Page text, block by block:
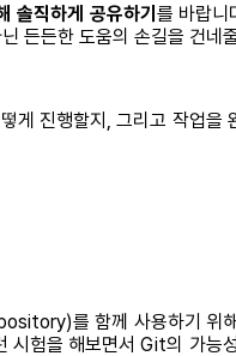
솔직하게 공유하기 를 바랍니
든든한 도움의 손길을 건네
게 진행할지, 그리고 작업을
를 함께 사용하기 위
시험을 해보면서 Git의 가능